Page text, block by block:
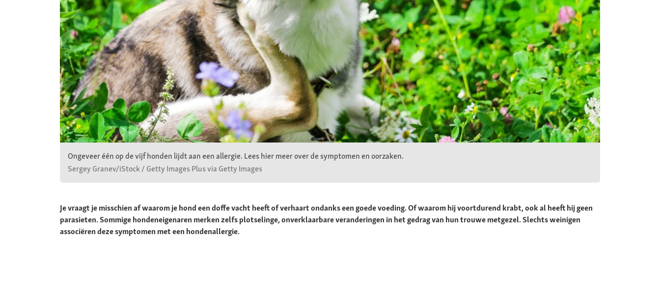
Ongeveer één op de vijf honden lijdt aan een allergie. Lees hier meer over de symptomen en oorzaken.
Sergey Granev/iStock / Getty Images Plus via Getty Images
Je vraagt je misschien af waarom je hond een doffe vacht heeft of verhaart ondanks een goede voeding. Of waarom hij voortdurend krabt, ook al heeft hij geen
parasieten. Sommige hondeneigenaren merken zelfs plotselinge, onverklaarbare veranderingen in het gedrag van hun trouwe metgezel. Slechts weinigen
associëren deze symptomen met een hondenallergie.